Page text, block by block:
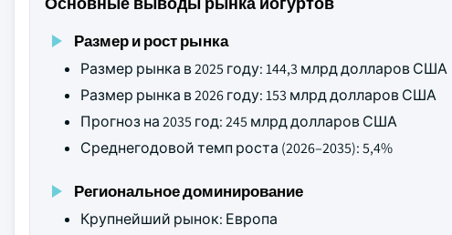
Размер и рост рынка
Размер рынка в 2025 году: 144,3 млрд долларов США
Размер рынка в 2026 году: 153 млрд долларов США
Прогноз на 2035 год: 245 млрд долларов США
Среднегодовой темп роста (2026–2035): 5,4%
Региональное доминирование
Крупнейший рынок: Европа